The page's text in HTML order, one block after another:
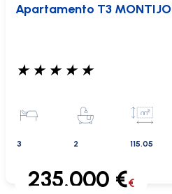
Apartamento T3 MONTIJO
★ ★ ★ ★ ★
3 2 115.05
235.000 €€